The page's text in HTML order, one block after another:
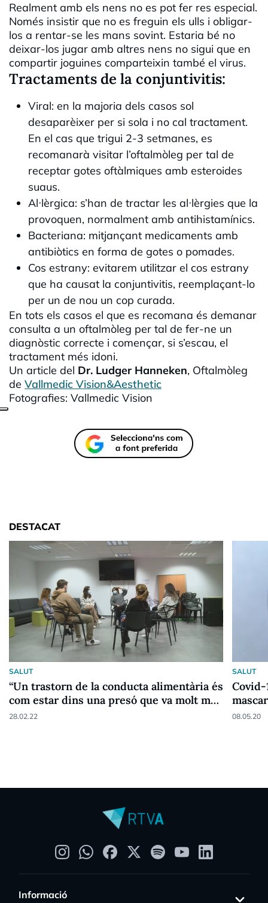
Realment amb els nens no es pot fer res especial.
Només insistir que no es freguin els ulls i obligar-
los a rentar-se les mans sovint. Estaria bé no
deixar-los jugar amb altres nens no sigui que en
compartir joguines comparteixin també el virus.
Tractaments de la conjuntivitis:
Viral: en la majoria dels casos sol
desaparèixer per si sola i no cal tractament.
En el cas que trigui 2-3 setmanes, es
recomanarà visitar l’oftalmòleg per tal de
receptar gotes oftàlmiques amb esteroides
suaus.
Al·lèrgica: s’han de tractar les al·lèrgies que la
provoquen, normalment amb antihistamínics.
Bacteriana: mitjançant medicaments amb
antibiòtics en forma de gotes o pomades.
Cos estrany: evitarem utilitzar el cos estrany
que ha causat la conjuntivitis, reemplaçant-lo
per un de nou un cop curada.
En tots els casos el que es recomana és demanar
consulta a un oftalmòleg per tal de fer-ne un
diagnòstic correcte i començar, si s’escau, el
tractament més idoni.
Un article del Dr. Ludger Hanneken, Oftalmòleg
de Vallmedic Vision&Aesthetic
Fotografies: Vallmedic Vision
DESTACAT
SALUT
“Un trastorn de la conducta alimentària és
com estar dins una presó que va molt més
enllà del menjar”
28.02.22
SALUT
08.05.20
Informació